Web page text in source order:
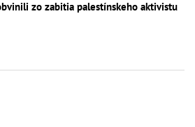
zo zabitia palestínskeho aktivistu